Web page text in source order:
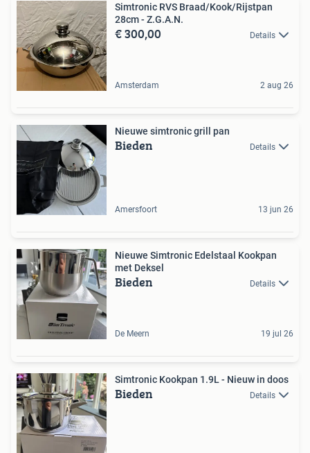
Simtronic RVS Braad/Kook/Rijstpan
28cm - Z.G.A.N.
€ 300,00 Details
Amsterdam 2 aug 26
Nieuwe simtronic grill pan
Bieden Details
Amersfoort 13 jun 26
Nieuwe Simtronic Edelstaal Kookpan
met Deksel
Bieden Details
De Meern 19 jul 26
Simtronic Kookpan 1.9L - Nieuw in doos
Bieden Details